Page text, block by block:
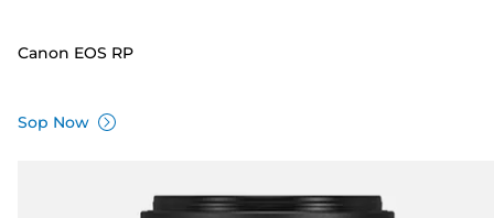
Canon EOS RP
Sop Now